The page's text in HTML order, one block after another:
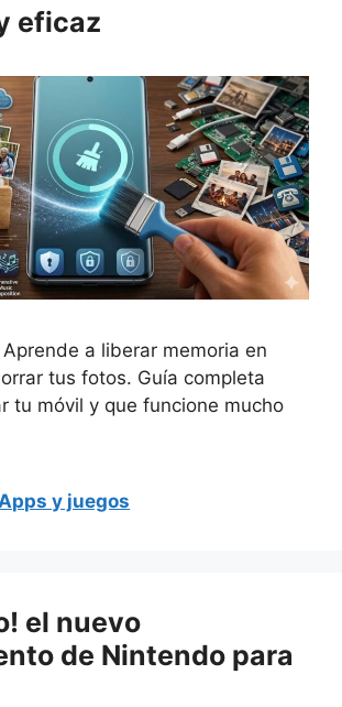
eficaz
a liberar memoria en
tus fotos. Guía completa
tu móvil y que funcione mucho
y juegos
el nuevo
de Nintendo para